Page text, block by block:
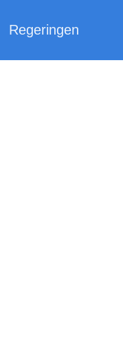
Regeringen